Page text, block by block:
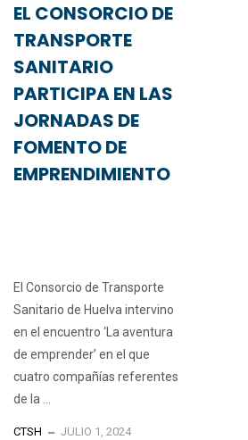
EL CONSORCIO DE
TRANSPORTE
SANITARIO
PARTICIPA EN LAS
JORNADAS DE
FOMENTO DE
EMPRENDIMIENTO
El Consorcio de Transporte
Sanitario de Huelva intervino
en el encuentro ‘La aventura
de emprender’ en el que
cuatro compañías referentes
de la ...
CTSH JULIO 1, 2024